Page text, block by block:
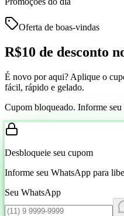
Oferta de boas-vindas
R$10 de desconto
É novo por aqui? Aplique o
fácil, rápido e gelado.
Cupom bloqueado. Informe
Desbloqueie seu cupom
Informe seu WhatsApp para
Seu WhatsApp